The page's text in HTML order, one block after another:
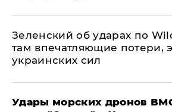
Зеленский об ударах по
там впечатляющие потери,
украинских сил
Удары морских дронов